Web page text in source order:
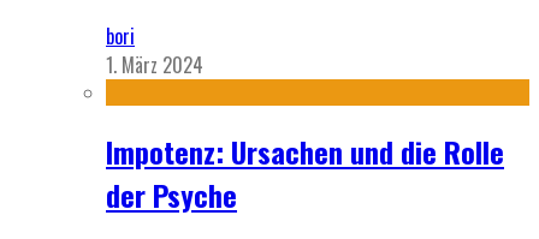
bori
1. März 2024
Impotenz: Ursachen und die Rolle
der Psyche